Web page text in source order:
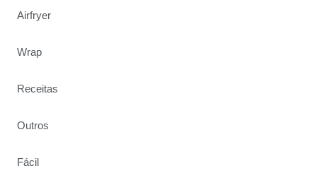
Airfryer
Wrap
Receitas
Outros
Fácil